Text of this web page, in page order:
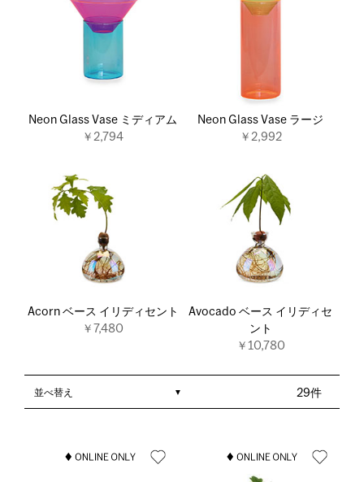
Neon Glass Vase ミディアム
￥2,794
Neon Glass Vase ラージ
￥2,992
Acorn ベース イリディセント
￥7,480
Avocado ベース イリディセ
ント
￥10,780
29件
並べ替え